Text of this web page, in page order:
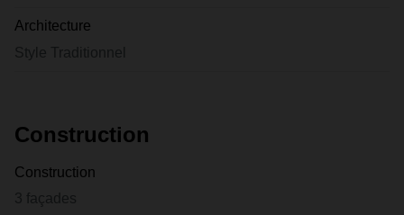
Architecture
Style Traditionnel
Construction
Construction
3 façades